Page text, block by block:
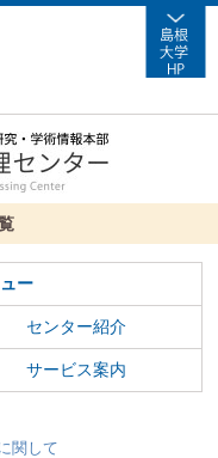
ー
センター紹介
サービス案内
関して